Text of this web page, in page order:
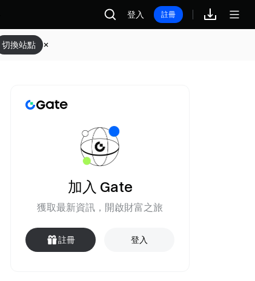
登入 註冊
切換站點
加入 Gate
獲取最新資訊，開啟財富之旅
註冊 登入